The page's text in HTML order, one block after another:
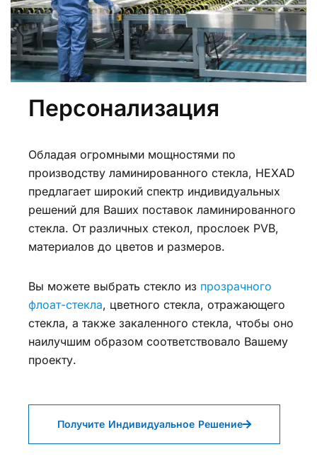
Персонализация
Обладая огромными мощностями по
производству ламинированного стекла, HEXAD
предлагает широкий спектр индивидуальных
решений для Ваших поставок ламинированного
стекла. От различных стекол, прослоек PVB,
материалов до цветов и размеров.
Вы можете выбрать стекло из прозрачного
флоат-стекла, цветного стекла, отражающего
стекла, а также закаленного стекла, чтобы оно
наилучшим образом соответствовало Вашему
проекту.
Получите Индивидуальное Решение